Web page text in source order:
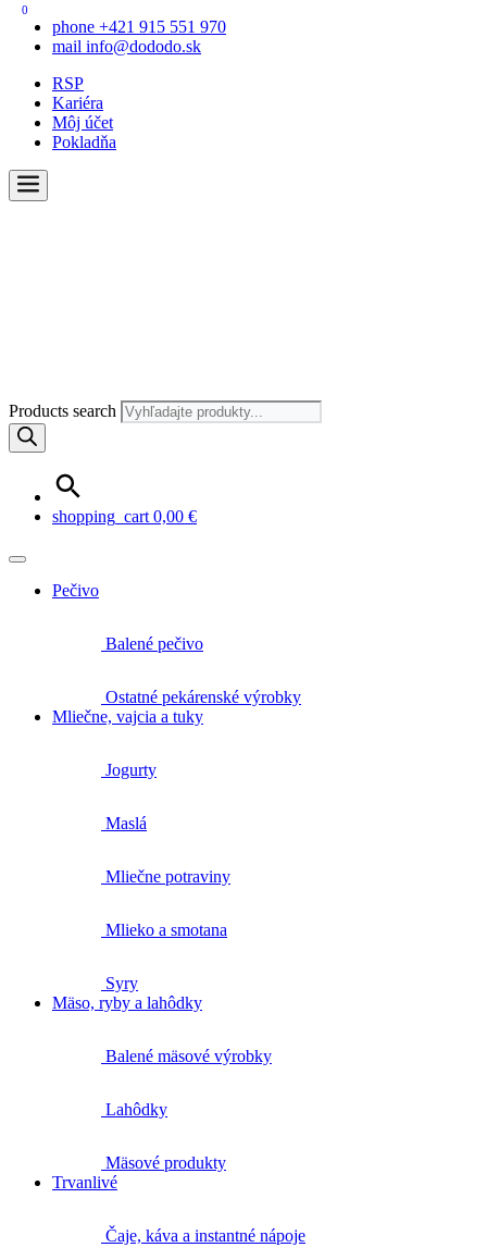
phone +421 915 551 970
mail info@dododo.sk
RSP
Kariéra
Môj účet
Pokladňa
Products search
0
shopping_cart 0,00 €
Pečivo
Balené pečivo
Ostatné pekárenské výrobky
Mliečne, vajcia a tuky
Jogurty
Maslá
Mliečne potraviny
Mlieko a smotana
Syry
Mäso, ryby a lahôdky
Balené mäsové výrobky
Lahôdky
Mäsové produkty
Trvanlivé
Čaje, káva a instantné nápoje